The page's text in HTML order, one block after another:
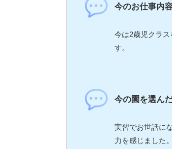
今のお仕事内
今は2歳児クラ
す。
今の園を選ん
実習でお世話に
力を感じました。